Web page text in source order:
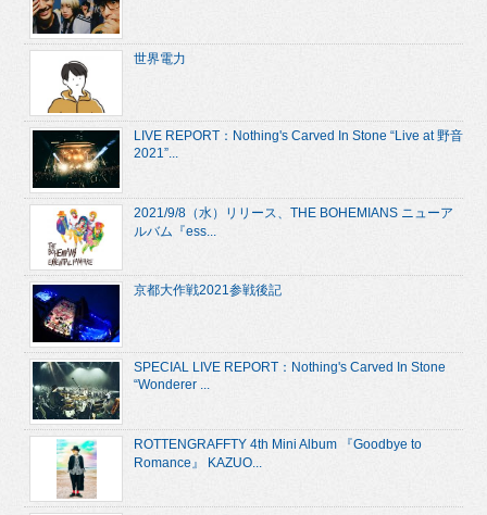
世界電力
LIVE REPORT：Nothing's Carved In Stone “Live at 野音
2021”...
2021/9/8（水）リリース、THE BOHEMIANS ニューア
ルバム『ess...
京都大作戦2021参戦後記
SPECIAL LIVE REPORT：Nothing's Carved In Stone
“Wonderer ...
ROTTENGRAFFTY 4th Mini Album 『Goodbye to
Romance』 KAZUO...